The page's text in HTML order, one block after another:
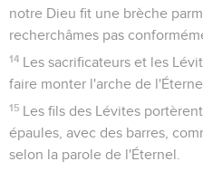
notre Dieu fit une brèche
recherchâmes pas
14 Les sacrificateurs et les
faire monter l'arche de
15 Les fils des Lévites
épaules, avec des barres,
selon la parole de l'Éternel.